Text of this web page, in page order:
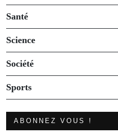
Santé
Science
Société
Sports
ABONNEZ VOUS !